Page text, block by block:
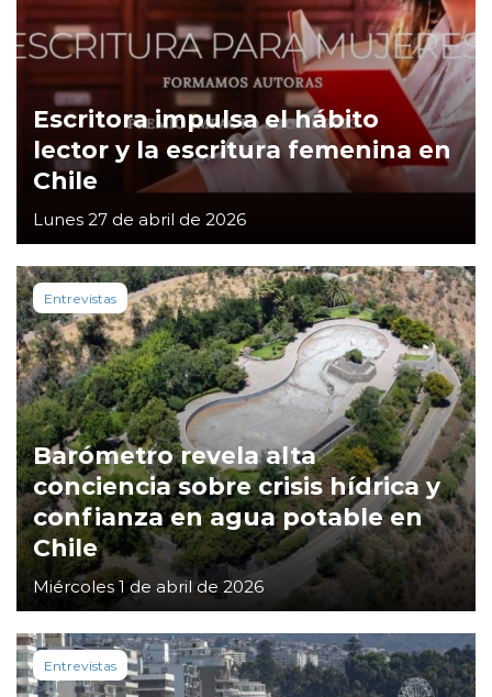
Escritora impulsa el hábito
lector y la escritura femenina en
Chile
Lunes 27 de abril de 2026
Entrevistas
Barómetro revela alta
conciencia sobre crisis hídrica y
confianza en agua potable en
Chile
Miércoles 1 de abril de 2026
Entrevistas